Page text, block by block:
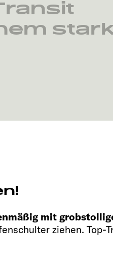
mit
ziehen. Top-